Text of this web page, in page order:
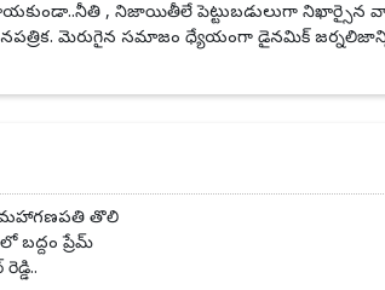
, నిజాయితీలే పెట్టుబడులుగా నిఖార్సైన
మెరుగైన సమాజం ధ్యేయంగా డైనమిక్ జర్నలిజాన్ని